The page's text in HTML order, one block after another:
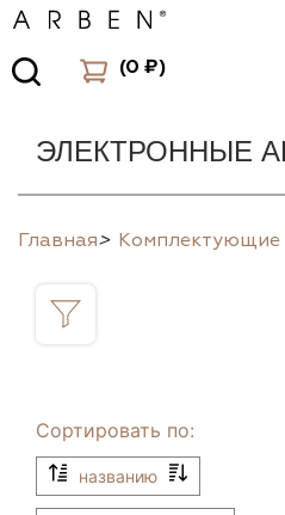
(0 ₽)
ЭЛЕКТРОННЫЕ
Главная> Комплектующие
Сортировать по:
названию